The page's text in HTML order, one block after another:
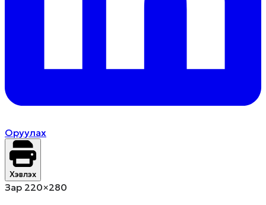
Оруулах
Хэвлэх
Зар 220×280